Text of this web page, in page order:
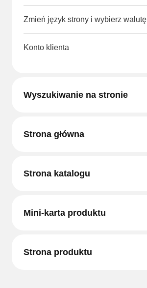
Zmień język strony i wybierz walutę
Konto klienta
Wyszukiwanie na stronie
Strona główna
Strona katalogu
Mini-karta produktu
Strona produktu